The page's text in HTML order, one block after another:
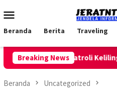
ke
Mobile
Beranda Berita Traveling
Breaking News
Lakukan Patroli Keliling,
Beranda Uncategorized